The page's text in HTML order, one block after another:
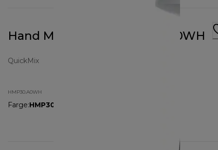
Hand Mixer White HMP30.A0WH
QuickMix
HMP30.A0WH
Farge:HMP30.A0WH